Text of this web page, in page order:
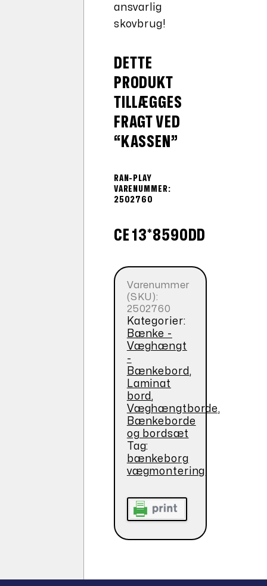
ansvarlig
skovbrug!
DETTE
PRODUKT
TILLÆGGES
FRAGT VED
“KASSEN”
RAN-PLAY
VARENUMMER:
2502760
CE 13*8590DD
Varenummer
(SKU):
2502760
Kategorier:
Bænke -
Væghængt
-
Bænkebord ,
Laminat
bord ,
Væghængtborde,
Bænkeborde
og bordsæt
Tag:
bænkeborg
vægmontering